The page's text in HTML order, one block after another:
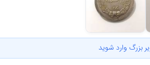
بزرگ وارد شوید